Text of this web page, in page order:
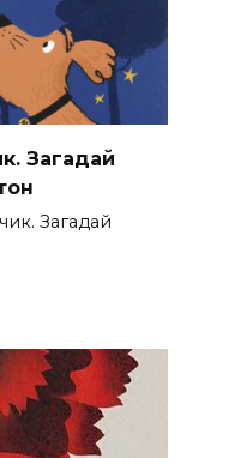
Загадай
Загадай